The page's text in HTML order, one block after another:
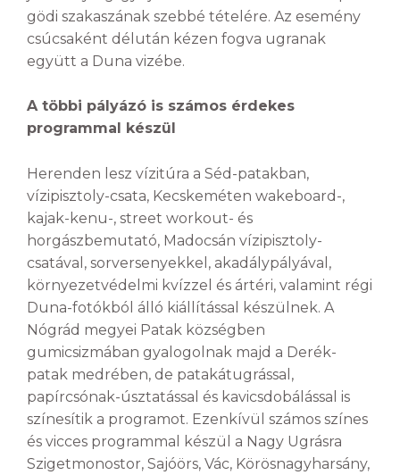
gödi szakaszának szebbé tételére. Az esemény
csúcsaként délután kézen fogva ugranak
együtt a Duna vizébe.
A többi pályázó is számos érdekes
programmal készül
Herenden lesz vízitúra a Séd-patakban,
vízipisztoly-csata, Kecskeméten wakeboard-,
kajak-kenu-, street workout- és
horgászbemutató, Madocsán vízipisztoly-
csatával, sorversenyekkel, akadálypályával,
környezetvédelmi kvízzel és ártéri, valamint régi
Duna-fotókból álló kiállítással készülnek. A
Nógrád megyei Patak községben
gumicsizmában gyalogolnak majd a Derék-
patak medrében, de patakátugrással,
papírcsónak-úsztatással és kavicsdobálással is
színesítik a programot. Ezenkívül számos színes
és vicces programmal készül a Nagy Ugrásra
Szigetmonostor, Sajóörs, Vác, Körösnagyharsány,